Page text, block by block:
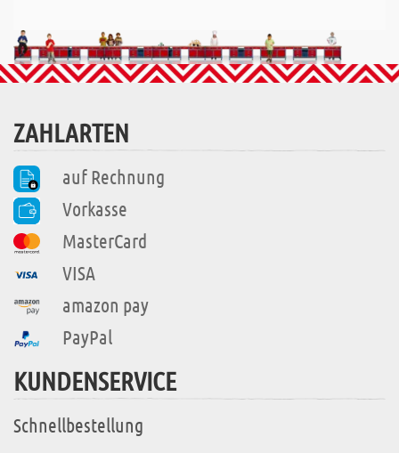
ZAHLARTEN
auf Rechnung
Vorkasse
MasterCard
VISA
amazon pay
PayPal
KUNDENSERVICE
Schnellbestellung